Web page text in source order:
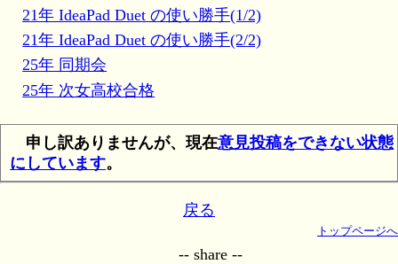
21年 IdeaPad Duet の使い勝手(1/2)
21年 IdeaPad Duet の使い勝手(2/2)
25年 同期会
25年 次女高校合格
申し訳ありませんが、現在意見投稿をできない状態
にしています。
戻る
トップページへ
-- share --